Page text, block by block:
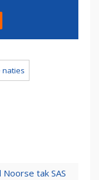
naties
tak SAS